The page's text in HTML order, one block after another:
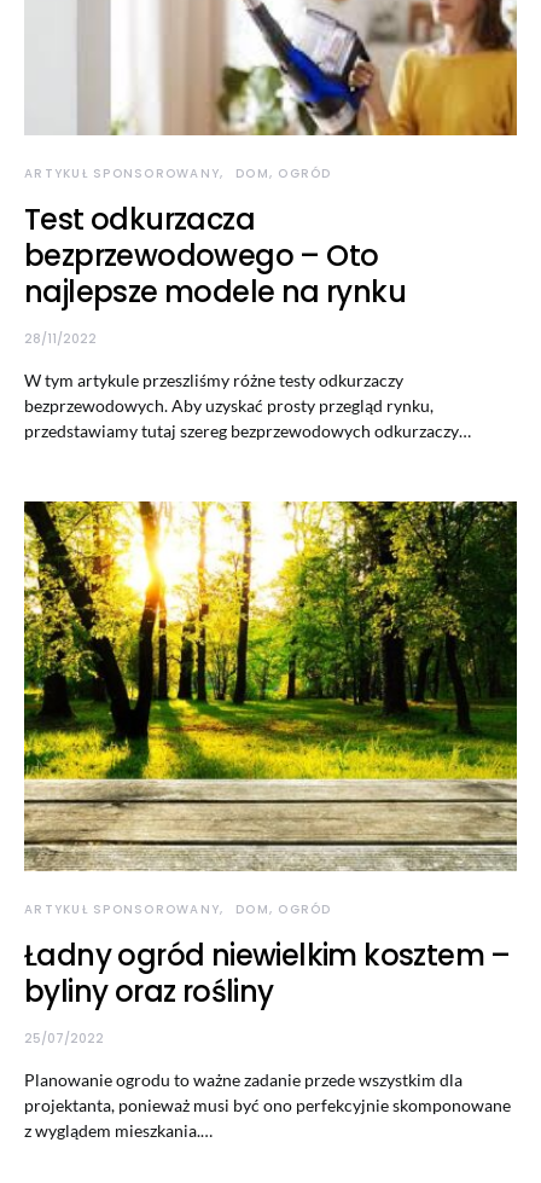
ARTYKUŁ SPONSOROWANY DOM, OGRÓD
Test odkurzacza
bezprzewodowego – Oto
najlepsze modele na rynku
28/11/2022
W tym artykule przeszliśmy różne testy odkurzaczy
bezprzewodowych. Aby uzyskać prosty przegląd rynku,
przedstawiamy tutaj szereg bezprzewodowych odkurzaczy…
ARTYKUŁ SPONSOROWANY DOM, OGRÓD
Ładny ogród niewielkim kosztem –
byliny oraz rośliny
25/07/2022
Planowanie ogrodu to ważne zadanie przede wszystkim dla
projektanta, ponieważ musi być ono perfekcyjnie skomponowane
z wyglądem mieszkania.…